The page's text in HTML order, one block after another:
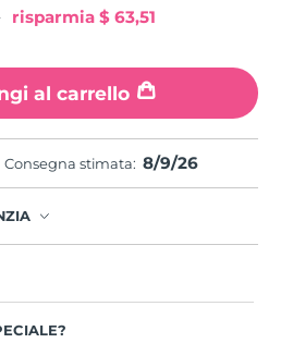
risparmia $ 63,51
al carrello
Consegna stimata: 8/9/26
nei primi 2 anni dalla data di